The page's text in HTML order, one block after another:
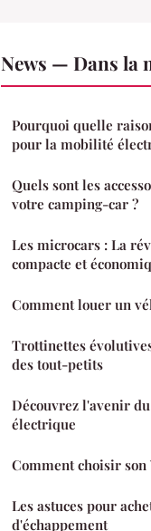
News — Dans la
Pourquoi quelle
pour la mobilité
Quels sont les
votre camping-car ?
Les microcars : La
compacte et
Comment louer un
Trottinettes
des tout-petits
Découvrez l'avenir
électrique
Comment choisir
Les astuces pour
d'échappement